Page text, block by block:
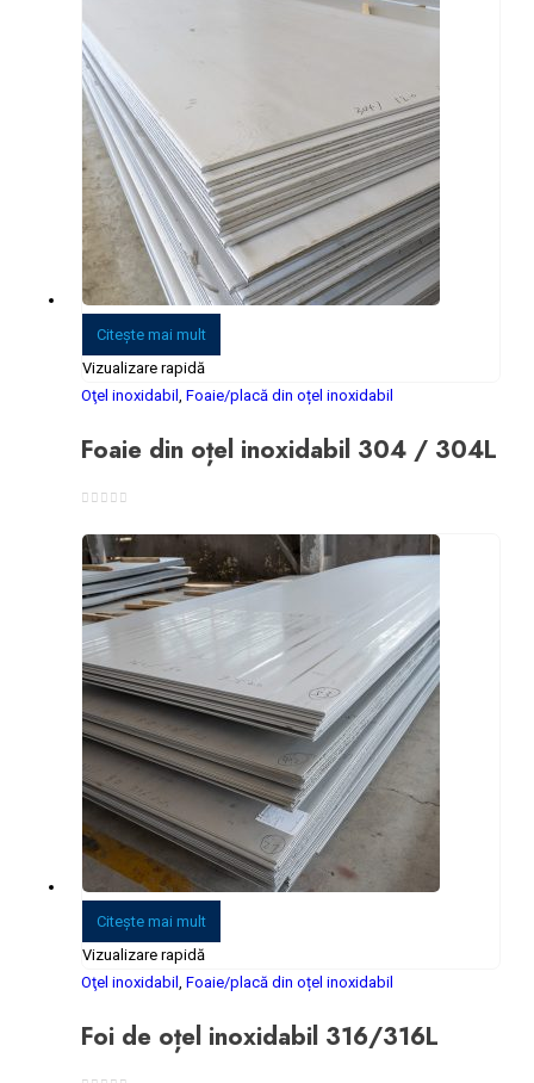
Citeşte mai mult
Vizualizare rapidă
Oţel inoxidabil Foaie/placă din oțel inoxidabil
Foaie din oțel inoxidabil 304 / 304L
Citeşte mai mult
Vizualizare rapidă
Oţel inoxidabil Foaie/placă din oțel inoxidabil
Foi de oțel inoxidabil 316/316L